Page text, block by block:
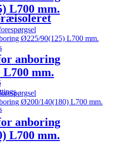
L700 mm.
anboring
L700 mm.
anboring
L700 mm.